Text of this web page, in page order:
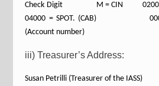
Check Digit M = CIN
04000 = SPOT. (CAB)
(Account number)
iii) Treasurer’s Address:
Susan Petrilli (Treasurer of the IASS)